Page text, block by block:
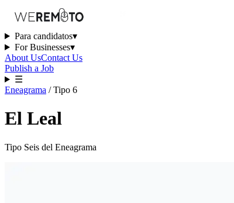
Para candidatos▾
For Businesses▾
About UsContact Us
Publish a Job
☰
Eneagrama /Tipo 6
El Leal
Tipo Seis del Eneagrama